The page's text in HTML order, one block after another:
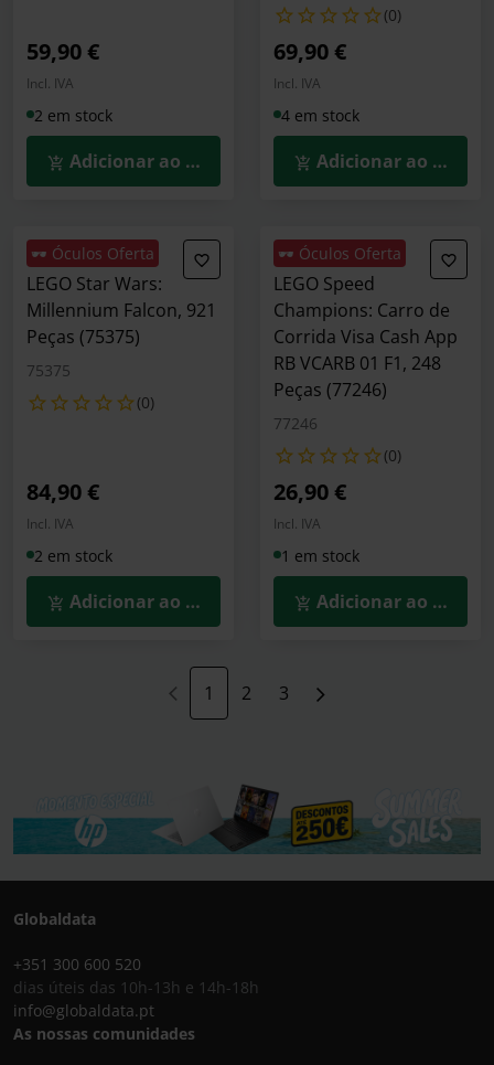
59,90 €
Incl. IVA
2 em stock
Adicionar ao Carrinho
(0)
69,90 €
Incl. IVA
4 em stock
Adicionar ao
🕶️ Óculos Oferta
LEGO Star Wars:
Millennium Falcon, 921
Peças (75375)
75375
(0)
84,90 €
Incl. IVA
2 em stock
Adicionar ao Carrinho
🕶️ Óculos Oferta
LEGO Speed
Champions: Carro de
Corrida Visa Cash App
RB VCARB 01 F1, 248
Peças (77246)
77246
(0)
26,90 €
Incl. IVA
1 em stock
Adicionar ao
1 2 3
Globaldata
+351 300 600 520
dias úteis das 10h-13h e 14h-18h
info@globaldata.pt
As nossas comunidades